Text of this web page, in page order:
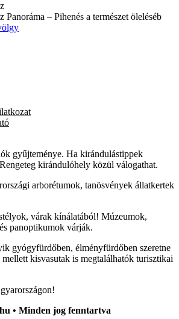
Panoráma – Pihenés a természet öleléséb
gyűjteménye. Ha kirándulástippek
kirándulóhely közül válogathat.
arborétumok, tanösvények állatkertek
várak kínálatából! Múzeumok,
panoptikumok várják.
gyógyfürdőben, élményfürdőben szeretne
kisvasutak is megtalálhatók turisztikai
• Minden jog fenntartva